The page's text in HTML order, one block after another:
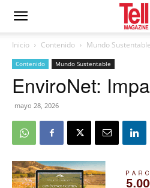
Inicio Contenido Mundo Sustentable
Contenido Mundo Sustentable
EnviroNet:
mayo 28, 2026